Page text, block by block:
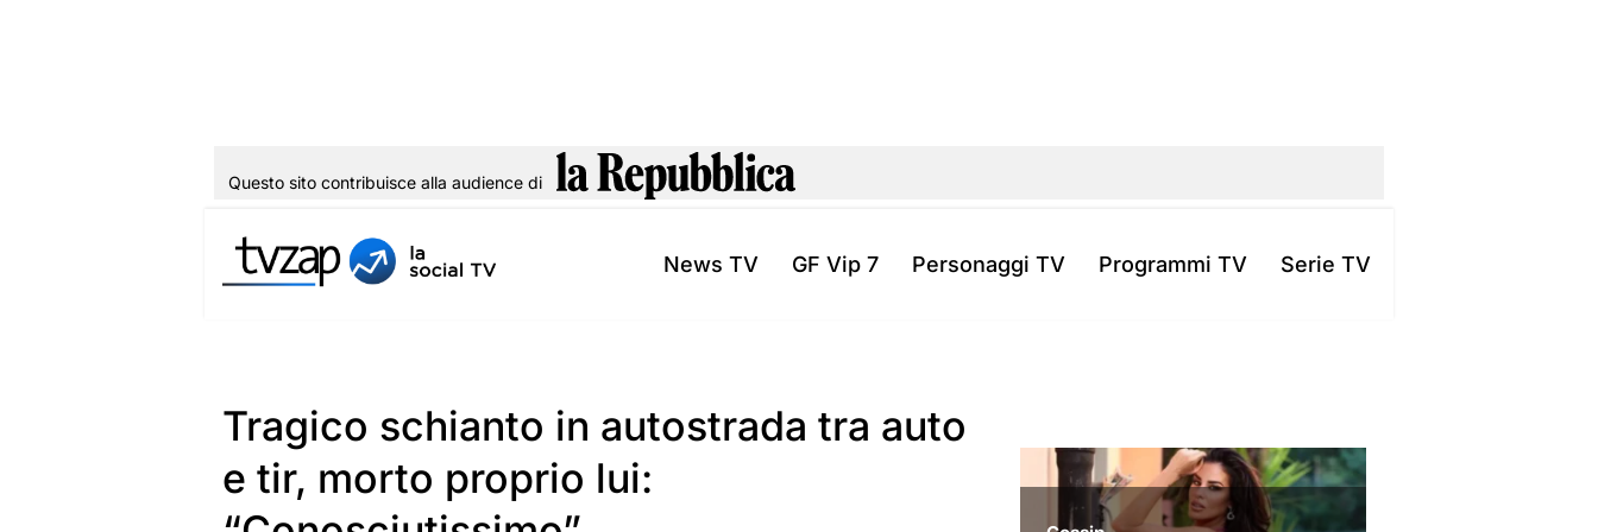
al
Questo sito contribuisce alla audience di
News TV GF Vip 7 Personaggi TV Programmi TV Serie TV
Tragico schianto in autostrada tra auto
e tir, morto proprio lui: